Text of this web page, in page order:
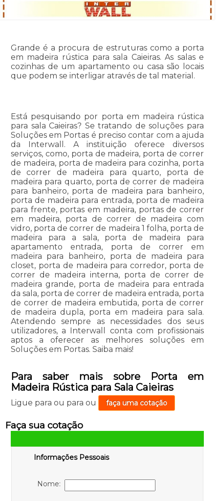
Grande é a procura de estruturas como a porta
em madeira rústica para sala Caieiras. As salas e
cozinhas de um apartamento ou casa são locais
que podem se interligar através de tal material.
Está pesquisando por porta em madeira rústica
para sala Caieiras? Se tratando de soluções para
Soluções em Portas é preciso contar com a ajuda
da Interwall. A instituição oferece diversos
serviços, como, porta de madeira, porta de correr
de madeira, porta de madeira para cozinha, porta
de correr de madeira para quarto, porta de
madeira para quarto, porta de correr de madeira
para banheiro, porta de madeira para banheiro,
porta de madeira para entrada, porta de madeira
para frente, portas em madeira, portas de correr
em madeira, porta de correr de madeira com
vidro, porta de correr de madeira 1 folha, porta de
madeira para a sala, porta de madeira para
apartamento entrada, porta de correr em
madeira para banheiro, porta de madeira para
closet, porta de madeira para corredor, porta de
correr de madeira interna, porta de correr de
madeira grande, porta de madeira para entrada
da sala, porta de correr de madeira entrada, porta
de correr de madeira embutida, porta de correr
de madeira dupla, porta em madeira para sala.
Atendendo sempre as necessidades dos seus
utilizadores, a Interwall conta com profissionais
aptos a oferecer as melhores soluções em
Soluções em Portas. Saiba mais!
Para saber mais sobre Porta em
Madeira Rústica para Sala Caieiras
Ligue para ou para ou faça uma cotação
Faça sua cotação
Informações Pessoais
Nome: